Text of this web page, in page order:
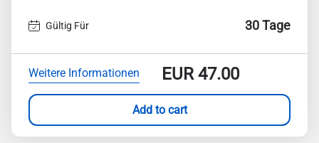
Gültig Für 30 Tage
Weitere Informationen EUR47.00
Add to cart